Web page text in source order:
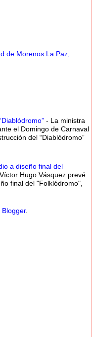
de Morenos La Paz,
- La ministra
el Domingo de Carnaval
del “Diablódromo”
a diseño final del
Hugo Vásquez prevé
final del "Folklódromo",
Blogger.